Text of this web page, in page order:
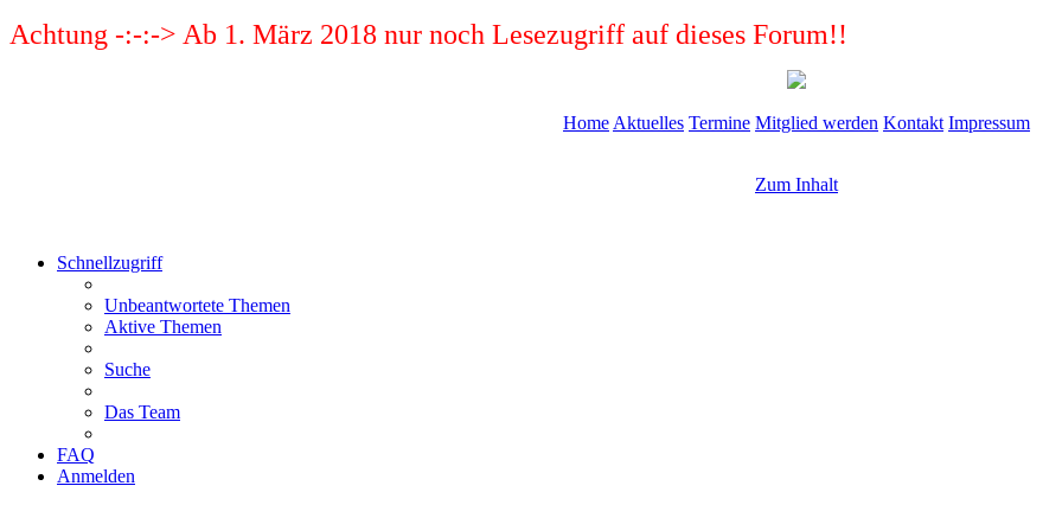
Achtung -:-:-> Ab 1. März 2018 nur noch Lesezugriff auf dieses Forum!!
Home Aktuelles Termine Mitglied werden Kontakt Impressum
Zum Inhalt
Schnellzugriff
Unbeantwortete Themen
Aktive Themen
Suche
Das Team
FAQ
Anmelden